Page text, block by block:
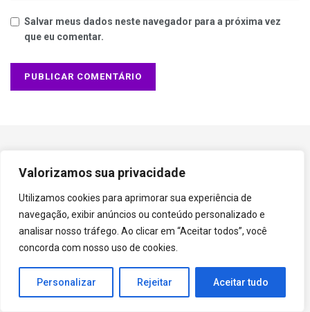
Valorizamos sua privacidade
Utilizamos cookies para aprimorar sua experiência de
navegação, exibir anúncios ou conteúdo personalizado e
analisar nosso tráfego. Ao clicar em “Aceitar todos”, você
concorda com nosso uso de cookies.
Personalizar Rejeitar Aceitar tudo
Salvar meus dados neste navegador para a próxima vez
que eu comentar.
expressões de estilo e conforto. Descubra sua
próxima paixão nos nossos posts. Caminhe com
confiança, sempre na moda.
Segue a gente!